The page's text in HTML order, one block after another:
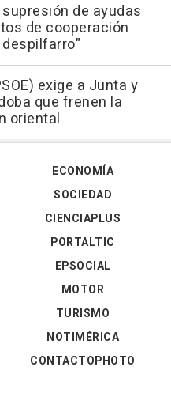
de ayudas
de cooperación
exige a Junta y
que frenen la
oriental
ECONOMÍA
SOCIEDAD
CIENCIAPLUS
PORTALTIC
EPSOCIAL
MOTOR
TURISMO
NOTIMÉRICA
CONTACTOPHOTO